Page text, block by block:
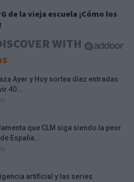
de la vieja escuela ¡Cómo los
WITH
Ayer y Hoy sortea diez entradas
40...
que CLM siga siendo la peor
España...
artificial y las series